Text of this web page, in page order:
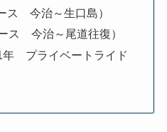
ス 今治～生口島）
ス 今治～尾道往復）
年 プライベートライド